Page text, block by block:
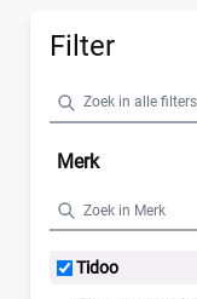
Filter
Merk
Tidoo